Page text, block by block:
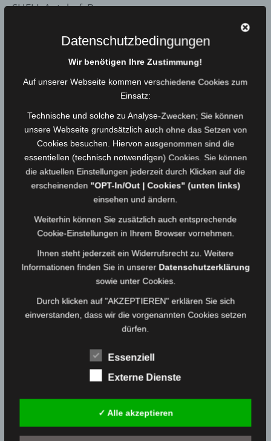
SHELL Autohof, Berg
B1 | Kleinbrand
HLF 20, MTW
Feuerlöschwasserbehälter 1000 ltr.,
Sonderlöschmittel, C/D-Rohre, WBK,
Kommunikationsgeräte, sonstiges Gerät/Material
Einsatzbericht
Erneute Nachlöscharbeiten an Einsatzstelle von
An mehreren Stellen wurde eine erneute
Brandausbreitung festgestellt. Mittels
Handwerkzeug und Radlager wurde der Abfall
auseinander gezogen und unter der Zugabe von
Schaummittel abgelöscht. Anschließend wurde der
Müll in Abrollmulden verladen und alle Mulden mit
einer Schicht Mittelschaum versehen. Nach
Rücksprache mit der Entsorgungsfirma, erfolgt eine
weitere Brandnachschau am nächsten Vormittag.
Einsatzbilder
Datenschutzbedingungen
Wir benötigen Ihre Zustimmung!
Auf unserer Webseite kommen verschiedene Cookies zum
Einsatz:
Technische und solche zu Analyse-Zwecken; Sie können
unsere Webseite grundsätzlich auch ohne das Setzen von
Cookies besuchen. Hiervon ausgenommen sind die
essentiellen (technisch notwendigen) Cookies. Sie können
die aktuellen Einstellungen jederzeit durch Klicken auf die
erscheinenden "OPT-In/Out | Cookies" (unten links)
einsehen und ändern.
Weiterhin können Sie zusätzlich auch entsprechende
Cookie-Einstellungen in Ihrem Browser vornehmen.
Ihnen steht jederzeit ein Widerrufsrecht zu. Weitere
Informationen finden Sie in unserer Datenschutzerklärung
sowie unter Cookies.
Durch klicken auf "AKZEPTIEREN" erklären Sie sich
einverstanden, dass wir die vorgenannten Cookies setzen
dürfen.
Essenziell
Externe Dienste
✓ Alle akzeptieren